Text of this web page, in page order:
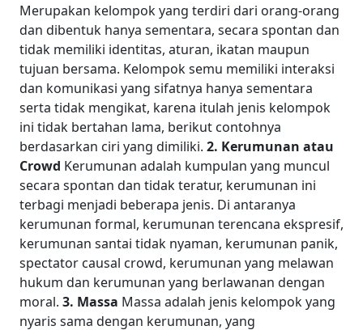
Merupakan kelompok yang terdiri dari orang-orang
dan dibentuk hanya sementara, secara spontan dan
tidak memiliki identitas, aturan, ikatan maupun
tujuan bersama. Kelompok semu memiliki interaksi
dan komunikasi yang sifatnya hanya sementara
serta tidak mengikat, karena itulah jenis kelompok
ini tidak bertahan lama, berikut contohnya
berdasarkan ciri yang dimiliki. 2. Kerumunan atau
Crowd Kerumunan adalah kumpulan yang muncul
secara spontan dan tidak teratur, kerumunan ini
terbagi menjadi beberapa jenis. Di antaranya
kerumunan formal, kerumunan terencana ekspresif,
kerumunan santai tidak nyaman, kerumunan panik,
spectator causal crowd, kerumunan yang melawan
hukum dan kerumunan yang berlawanan dengan
moral. 3. Massa Massa adalah jenis kelompok yang
nyaris sama dengan kerumunan, yang